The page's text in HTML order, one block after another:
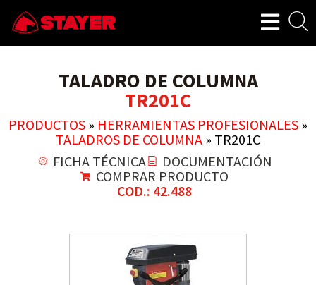
TALADRO DE COLUMNA
TR201C
PRODUCTOS » HERRAMIENTAS PROFESIONALES »
TALADROS DE COLUMNA » TR201C
FICHA TÉCNICA
DOCUMENTACIÓN
COMPRAR PRODUCTO
COD.: 42.488